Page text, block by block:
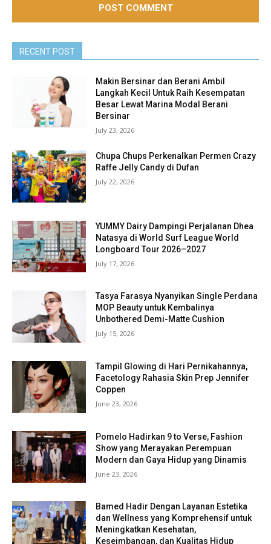
RECENT POST
Makin Bersinar dan Berani Ambil
Langkah Kecil Untuk Raih Kesempatan
Besar Lewat Marina Modal Berani
Bersinar
July 23, 2026
Chupa Chups Perkenalkan Permen Crazy
Raffe Jelly Candy di Dufan
July 22, 2026
YUMMY Dairy Dampingi Perjalanan Dhea
Natasya di World Surf League World
Longboard Tour 2026–2027
July 17, 2026
Tasya Farasya Nyanyikan Single Perdana
MOP Beauty untuk Kembalinya
Unbothered Demi-Matte Cushion
July 15, 2026
Tampil Glowing di Hari Pernikahannya,
Facetology Rahasia Skin Prep Jennifer
Coppen
June 23, 2026
Pomelo Hadirkan 9 to Verse, Fashion
Show yang Merayakan Perempuan
Modern dan Gaya Hidup yang Dinamis
June 23, 2026
Bamed Hadir Dengan Layanan Estetika
dan Wellness yang Komprehensif untuk
Meningkatkan Kesehatan,
Keseimbangan, dan Kualitas Hidup